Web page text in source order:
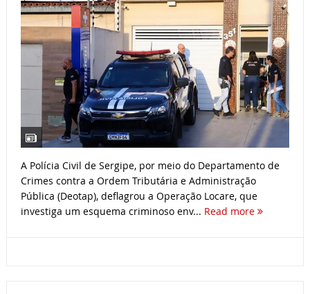
A Polícia Civil de Sergipe, por meio do Departamento de
Crimes contra a Ordem Tributária e Administração
Pública (Deotap), deflagrou a Operação Locare, que
investiga um esquema criminoso env... Read more